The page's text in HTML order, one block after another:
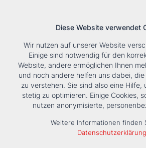
Tools Unternehmen Karriere
HOME › PRODUKTE › KÄLTE/KLIMA ›
40 DECKENKASSETTE
Diese Website verwendet
Wir nutzen auf unserer Website
Einige sind notwendig für den
Website, andere ermöglichen Ihnen
und noch andere helfen uns dabei,
zu verstehen. Sie sind also eine Hilfe,
stetig zu optimieren. Einige Cookies,
nutzen anonymisierte,
Weitere Informationen finden
Datenschutzerklärung